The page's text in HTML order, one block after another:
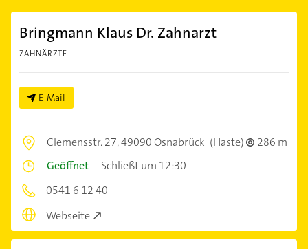
Bringmann Klaus Dr. Zahnarzt
ZAHNÄRZTE
E-Mail
Clemensstr. 27,49090 Osnabrück (Haste)
286 m
Geöffnet –Schließt um 12:30
0541 6 12 40
Webseite